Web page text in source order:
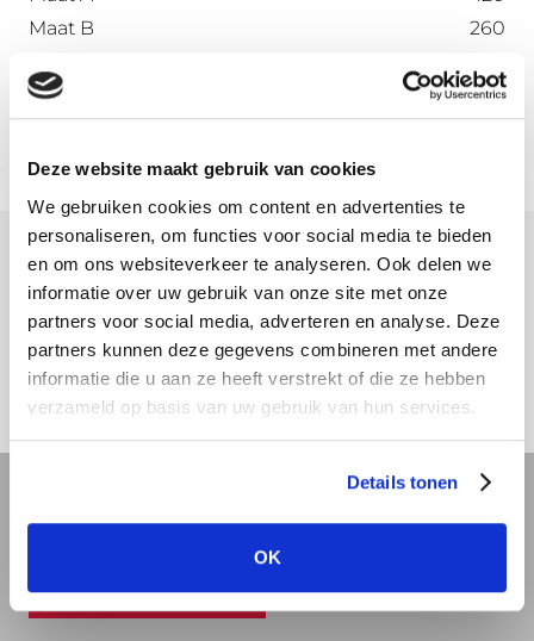
Deze website maakt gebruik van cookies
We gebruiken cookies om content en advertenties te
personaliseren, om functies voor social media te bieden
en om ons websiteverkeer te analyseren. Ook delen we
informatie over uw gebruik van onze site met onze
partners voor social media, adverteren en analyse. Deze
partners kunnen deze gegevens combineren met andere
informatie die u aan ze heeft verstrekt of die ze hebben
verzameld op basis van uw gebruik van hun services.
Details tonen
OK
Maat B
260
Maat D
72
Download hier onze montagehandleiding
Offerte aanvragen